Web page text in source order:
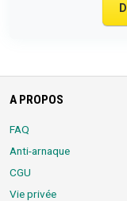
A PROPOS
FAQ
Anti-arnaque
CGU
Vie privée